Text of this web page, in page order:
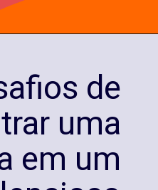
de
uma
em um